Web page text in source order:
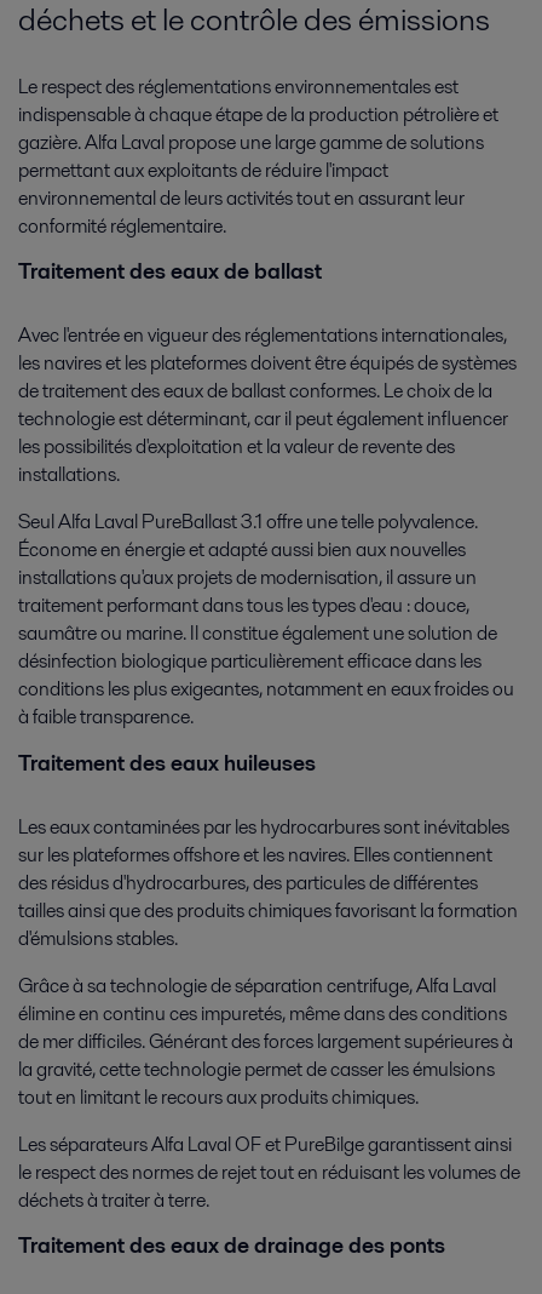
déchets et le contrôle des émissions
Le respect des réglementations environnementales est
indispensable à chaque étape de la production pétrolière et
gazière. Alfa Laval propose une large gamme de solutions
permettant aux exploitants de réduire l'impact
environnemental de leurs activités tout en assurant leur
conformité réglementaire.
Traitement des eaux de ballast
Avec l'entrée en vigueur des réglementations internationales,
les navires et les plateformes doivent être équipés de systèmes
de traitement des eaux de ballast conformes. Le choix de la
technologie est déterminant, car il peut également influencer
les possibilités d'exploitation et la valeur de revente des
installations.
Seul Alfa Laval PureBallast 3.1 offre une telle polyvalence.
Économe en énergie et adapté aussi bien aux nouvelles
installations qu'aux projets de modernisation, il assure un
traitement performant dans tous les types d'eau : douce,
saumâtre ou marine. Il constitue également une solution de
désinfection biologique particulièrement efficace dans les
conditions les plus exigeantes, notamment en eaux froides ou
à faible transparence.
Traitement des eaux huileuses
Les eaux contaminées par les hydrocarbures sont inévitables
sur les plateformes offshore et les navires. Elles contiennent
des résidus d'hydrocarbures, des particules de différentes
tailles ainsi que des produits chimiques favorisant la formation
d'émulsions stables.
Grâce à sa technologie de séparation centrifuge, Alfa Laval
élimine en continu ces impuretés, même dans des conditions
de mer difficiles. Générant des forces largement supérieures à
la gravité, cette technologie permet de casser les émulsions
tout en limitant le recours aux produits chimiques.
Les séparateurs Alfa Laval OF et PureBilge garantissent ainsi
le respect des normes de rejet tout en réduisant les volumes de
déchets à traiter à terre.
Traitement des eaux de drainage des ponts